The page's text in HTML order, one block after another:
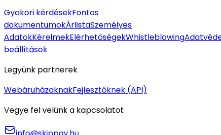
Gyakori kérdésekFontos
dokumentumokÁrlistaSzemélyes
AdatokKérelmekElérhetőségekWhistleblowing
beállítások
Legyünk partnerek
WebáruházaknakFejlesztőknek (API)
Vegye fel velünk a kapcsolatot